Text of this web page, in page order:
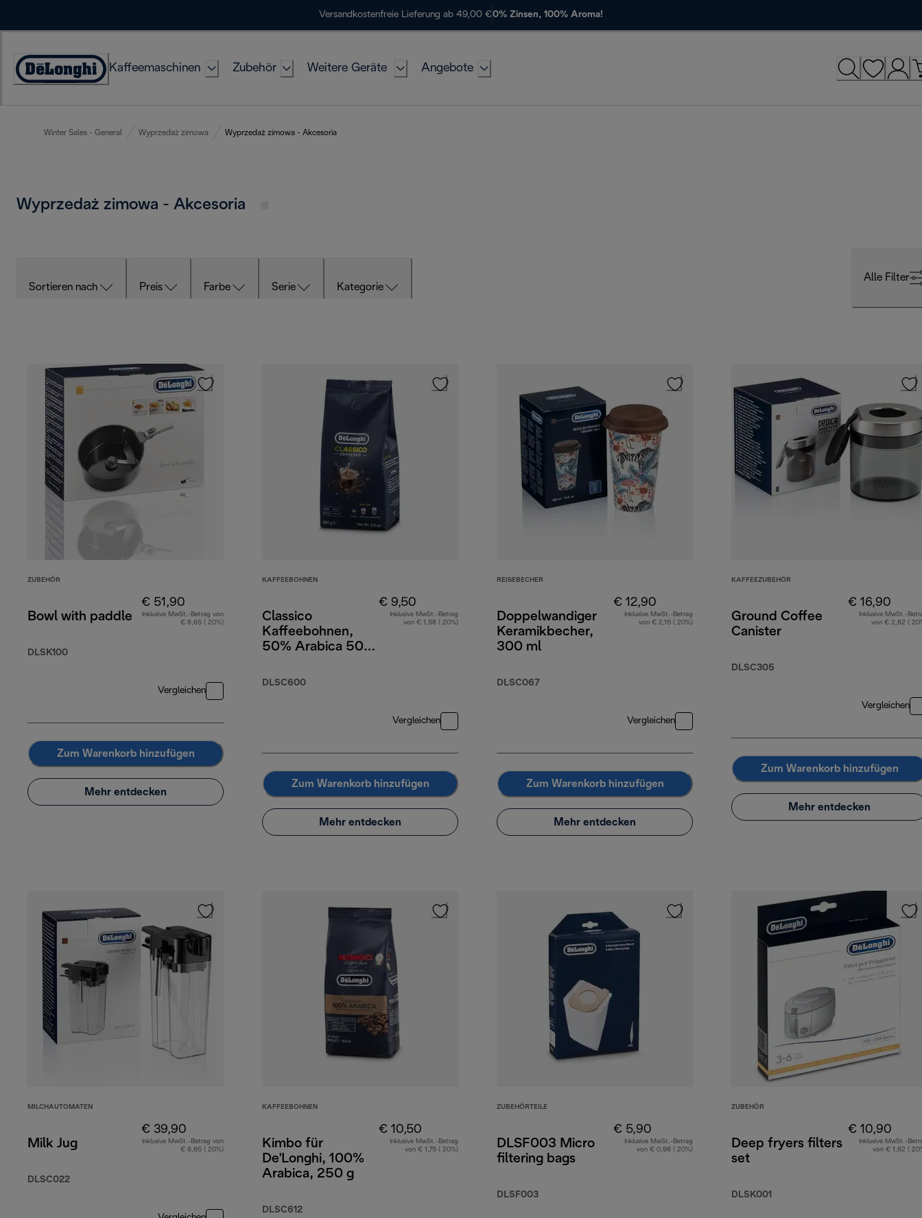
Versandkostenfreie Lieferung ab 49,00 €0% Zinsen, 100% Aroma!
Erklärung
Kaffeemaschinen Zubehör Weitere Geräte Angebote
Winter Sales - General Wyprzedaż zimowa Wyprzedaż zimowa - Akcesoria
Wyprzedaż zimowa - Akcesoria
Sortieren nach Preis Farbe Serie Kategorie
Alle Filter
ZUBEHÖR
Bowl with paddle
DLSK100
€ 51,90
Inklusive MwSt.-Betrag von
€ 8,65 ( 20%)
Vergleichen
Zum Warenkorb hinzufügen
Mehr entdecken
KAFFEEBOHNEN
Classico
Kaffeebohnen,
50% Arabica 50%
DLSC600
€ 9,50
Inklusive MwSt.-Betrag
von € 1,58 ( 20%)
Vergleichen
Zum Warenkorb hinzufügen
Mehr entdecken
REISEBECHER
Doppelwandiger
Keramikbecher,
300 ml
DLSC067
€ 12,90
Inklusive MwSt.-Betrag
von € 2,15 ( 20%)
Vergleichen
Zum Warenkorb hinzufügen
Mehr entdecken
KAFFEEZUBEHÖR
Ground Coffee
Canister
DLSC305
€ 16,90
Inklusive MwSt.-
von € 2,82 (
Vergleichen
Zum Warenkorb hinzufügen
Mehr entdecken
MILCHAUTOMATEN
Milk Jug
DLSC022
€ 39,90
Inklusive MwSt.-Betrag von
€ 6,65 ( 20%)
KAFFEEBOHNEN
Kimbo für
De'Longhi, 100%
Arabica, 250 g
DLSC612
€ 10,50
Inklusive MwSt.-Betrag
von € 1,75 ( 20%)
ZUBEHÖRTEILE
DLSF003 Micro
filtering bags
DLSF003
€ 5,90
Inklusive MwSt.-Betrag
von € 0,98 ( 20%)
ZUBEHÖR
Deep fryers filters
set
DLSK001
€ 10,90
Inklusive MwSt.-
von € 1,82 (